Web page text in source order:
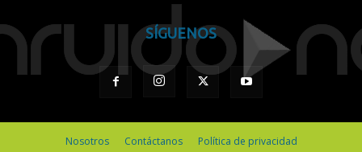
SÍGUENOS
Nosotros Contáctanos Política de privacidad